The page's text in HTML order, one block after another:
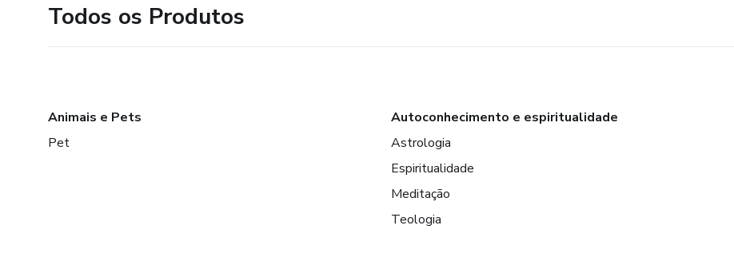
Todos os Produtos
Animais e Pets
Pet
Autoconhecimento e espiritualidade
Astrologia
Espiritualidade
Meditação
Teologia